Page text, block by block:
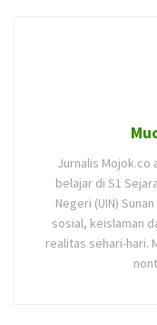
Jurnalis Mojok.co
belajar di S1
Negeri (UIN)
sosial, keislaman
realitas sehari-hari.